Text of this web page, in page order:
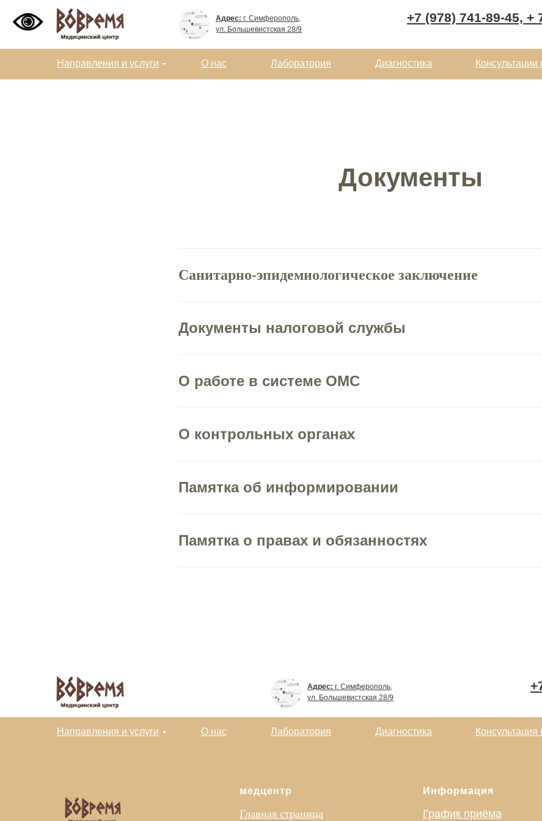
+7 (978) 741-89-45, +
Адрес: г. Симферополь,
ул. Большевистская 28/9
Направления и услуги О нас Лаборатория Диагностика Консультации
Документы
Санитарно-эпидемиологическое заключение
Документы налоговой службы
О работе в системе ОМС
О контрольных органах
Памятка об информировании
Памятка о правах и обязанностях
Адрес: г. Симферополь,
ул. Большевистская 28/9
Направления и услуги О нас Лаборатория Диагностика Консультация
медцентр
Главная страница
Информация
График приёма